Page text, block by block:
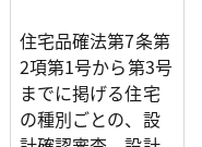
住宅品確法第7条第
2項第1号から第3号
までに掲げる住宅
の種別ごとの、設